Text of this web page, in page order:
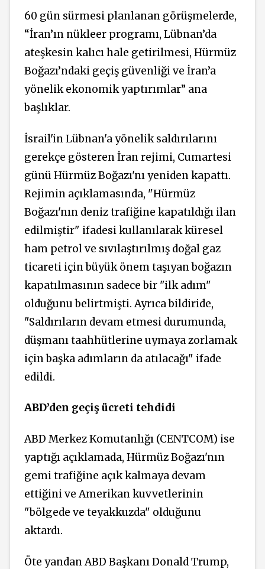
60 gün sürmesi planlanan görüşmelerde,
“İran’ın nükleer programı, Lübnan’da
ateşkesin kalıcı hale getirilmesi, Hürmüz
Boğazı’ndaki geçiş güvenliği ve İran’a
yönelik ekonomik yaptırımlar” ana
başlıklar.
İsrail'in Lübnan'a yönelik saldırılarını
gerekçe gösteren İran rejimi, Cumartesi
günü Hürmüz Boğazı'nı yenidenkapattı.
Rejimin açıklamasında, "Hürmüz
Boğazı'nın deniz trafiğine kapatıldığı ilan
edilmiştir" ifadesi kullanılarak küresel
ham petrol ve sıvılaştırılmış doğal gaz
ticareti için büyük önem taşıyan boğazın
kapatılmasının sadece bir "ilk adım"
olduğunu belirtmişti. Ayrıca bildiride,
"Saldırıların devam etmesi durumunda,
düşmanı taahhütlerine uymaya zorlamak
için başka adımların da atılacağı" ifade
edildi.
ABD’den geçiş ücreti tehdidi
ABD Merkez Komutanlığı (CENTCOM) ise
yaptığı açıklamada, Hürmüz Boğazı'nın
gemi trafiğine açık kalmaya devam
ettiğini ve Amerikan kuvvetlerinin
"bölgede ve teyakkuzda" olduğunu
aktardı.
Öte yandan ABD Başkanı Donald Trump,